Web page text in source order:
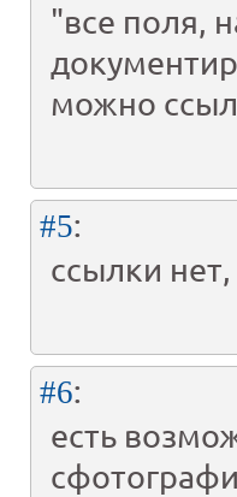
"все поля,
можно
#5:
ссылки
#6:
есть